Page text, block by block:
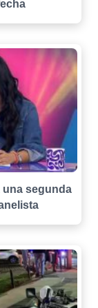
una segunda